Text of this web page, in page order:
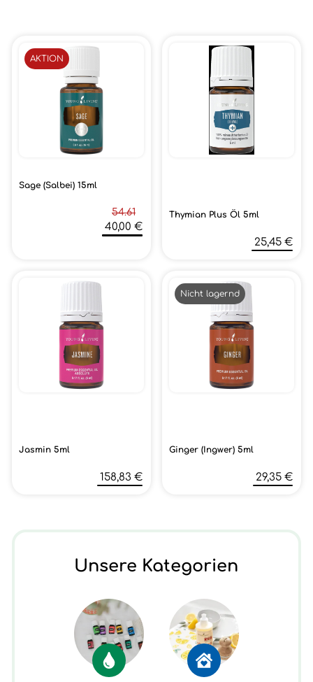
Sage (Salbei) 15ml
54.61
40,00 €
AKTION
Thymian Plus Öl 5ml
25,45 €
Jasmin 5ml
158,83 €
Ginger (Ingwer) 5ml
29,35 €
Nicht lagernd
Unsere Kategorien